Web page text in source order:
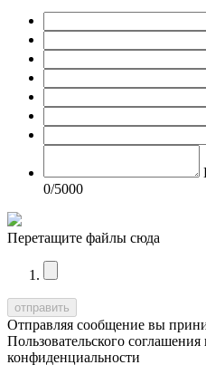
0/5000
Перетащите файлы сюда
Отправляя сообщение вы
Пользовательского соглашения
конфиденциальности